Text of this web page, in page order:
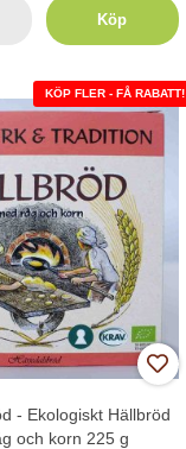
Köp
KÖP FLER - FÅ RABATT!
- Ekologiskt Hällbröd
och korn 225 g